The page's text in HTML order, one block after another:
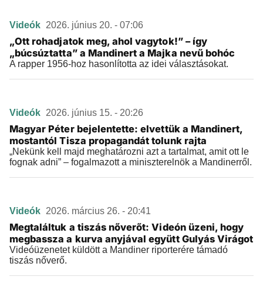
Videók 2026. június 20. - 07:06
„Ott rohadjatok meg, ahol vagytok!” – így
„búcsúztatta” a Mandinert a Majka nevű bohóc
A rapper 1956-hoz hasonlította az idei választásokat.
Videók 2026. június 15. - 20:26
Magyar Péter bejelentette: elvettük a Mandinert,
mostantól Tisza propagandát tolunk rajta
„Nekünk kell majd meghatározni azt a tartalmat, amit ott le
fognak adni” – fogalmazott a miniszterelnök a Mandinerről.
Videók 2026. március 26. - 20:41
Megtaláltuk a tiszás nőverőt: Videón üzeni, hogy
megbassza a kurva anyjával együtt Gulyás Virágot
Videóüzenetet küldött a Mandiner riporterére támadó
tiszás nőverő.